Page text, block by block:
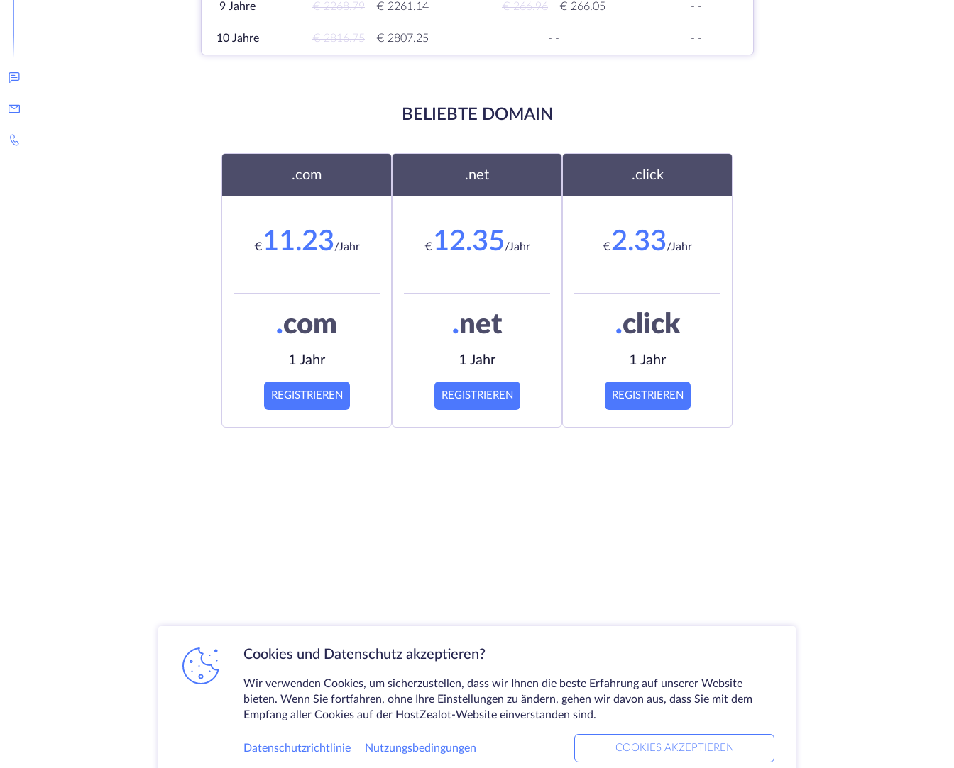
9 Jahre € 2268.79 € 2261.14 € 266.96 € 266.05 - -
10 Jahre € 2816.75 € 2807.25 - - - -
BELIEBTE DOMAIN
.com
€ 11.23/Jahr
.com
1 Jahr
REGISTRIEREN
.net
€ 12.35/Jahr
.net
1 Jahr
REGISTRIEREN
.click
€2.33/Jahr
.click
1 Jahr
REGISTRIEREN
Cookies und Datenschutz akzeptieren?
Wir verwenden Cookies, um sicherzustellen, dass wir Ihnen die beste Erfahrung auf unserer Website
bieten. Wenn Sie fortfahren, ohne Ihre Einstellungen zu ändern, gehen wir davon aus, dass Sie mit dem
Empfang aller Cookies auf der HostZealot-Website einverstanden sind.
Datenschutzrichtlinie Nutzungsbedingungen COOKIES AKZEPTIEREN